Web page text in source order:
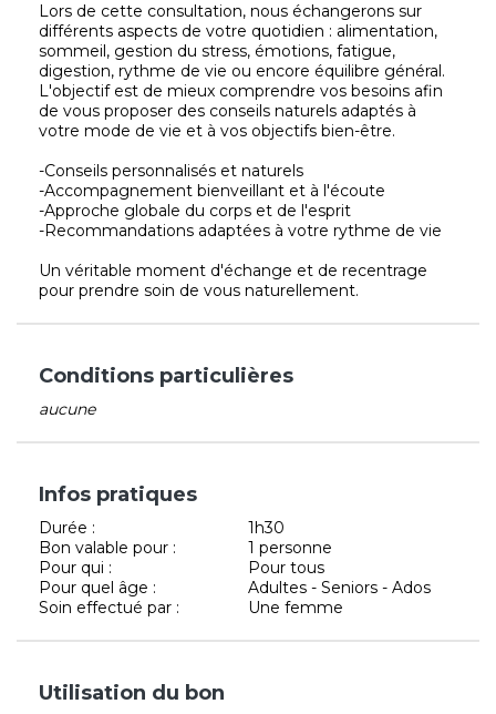
Lors de cette consultation, nous échangerons sur
différents aspects de votre quotidien : alimentation,
sommeil, gestion du stress, émotions, fatigue,
digestion, rythme de vie ou encore équilibre général.
L'objectif est de mieux comprendre vos besoins afin
de vous proposer des conseils naturels adaptés à
votre mode de vie et à vos objectifs bien-être.
-Conseils personnalisés et naturels
-Accompagnement bienveillant et à l'écoute
-Approche globale du corps et de l'esprit
-Recommandations adaptées à votre rythme de vie
Un véritable moment d'échange et de recentrage
pour prendre soin de vous naturellement.
Conditions particulières
aucune
Infos pratiques
Durée :
1h30
Bon valable pour :
1 personne
Pour qui :
Pour tous
Pour quel âge :
Adultes - Seniors - Ados
Soin effectué par :
Une femme
Utilisation du bon